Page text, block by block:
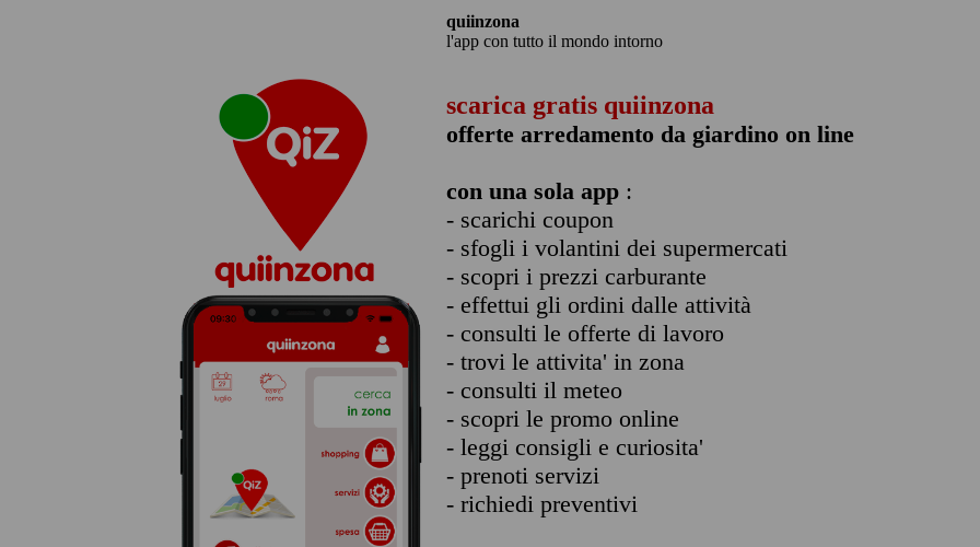
quiinzona
l'app con tutto il mondo intorno
scarica gratis quiinzona
offerte arredamento da giardino on line
con una sola app :
- scarichi coupon
- sfogli i volantini dei supermercati
- scopri i prezzi carburante
- effettui gli ordini dalle attività
- consulti le offerte di lavoro
- trovi le attivita' in zona
- consulti il meteo
- scopri le promo online
- leggi consigli e curiosita'
- prenoti servizi
- richiedi preventivi